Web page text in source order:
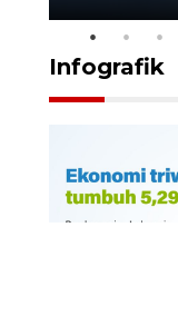
Infografik